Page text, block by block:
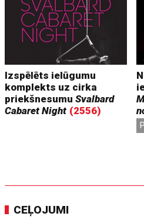
Izspēlēts ielūgumu
komplekts uz cirka
priekšnesumuSvalbard
Cabaret Night (2556)
CEĻOJUMI